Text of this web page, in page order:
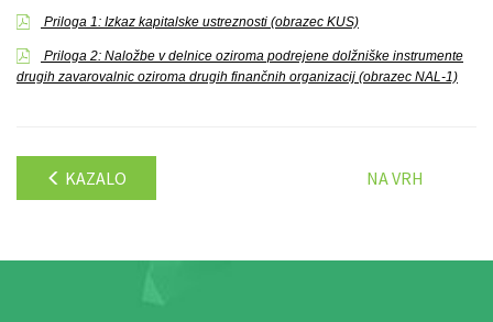
Priloga 1: Izkaz kapitalske ustreznosti (obrazec KUS)
Priloga 2: Naložbe v delnice oziroma podrejene dolžniške instrumente
drugih zavarovalnic oziroma drugih finančnih organizacij (obrazec NAL-1)
KAZALO NA VRH